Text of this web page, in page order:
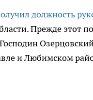
должность
Прежде этот
и Любимском